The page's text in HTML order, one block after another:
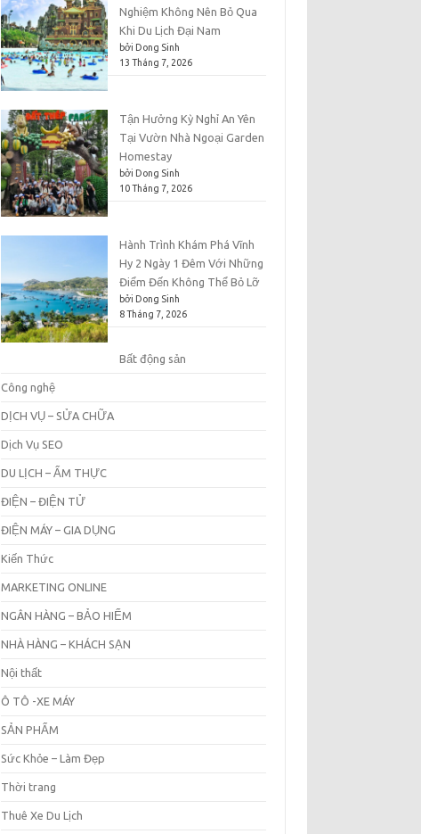
Nghiệm Không Nên Bỏ Qua
Khi Du Lịch Đại Nam
bởi Dong Sinh
13 Tháng 7, 2026
Tận Hưởng Kỳ Nghỉ An Yên
Tại Vườn Nhà Ngoại Garden
Homestay
bởi Dong Sinh
10 Tháng 7, 2026
Hành Trình Khám Phá Vĩnh
Hy 2 Ngày 1 Đêm Với Những
Điểm Đến Không Thể Bỏ Lỡ
bởi Dong Sinh
8 Tháng 7, 2026
Bất động sản
Công nghệ
DỊCH VỤ – SỬA CHỮA
Dịch Vụ SEO
DU LỊCH – ẨM THỰC
ĐIỆN – ĐIỆN TỬ
ĐIỆN MÁY – GIA DỤNG
Kiến Thức
MARKETING ONLINE
NGÂN HÀNG – BẢO HIỂM
NHÀ HÀNG – KHÁCH SẠN
Nội thất
Ô TÔ -XE MÁY
SẢN PHẨM
Sức Khỏe – Làm Đẹp
Thời trang
Thuê Xe Du Lịch